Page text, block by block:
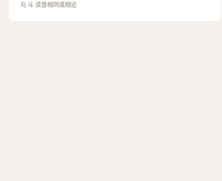
与 斗 读音相同或相近